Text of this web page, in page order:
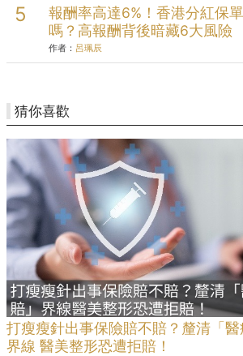
報酬率高達6%！香港分紅保
嗎？高報酬背後暗藏6大風險
作者： 呂珮辰
猜你喜歡
打瘦瘦針出事保險賠不賠？釐清「醫
界線 醫美整形恐遭拒賠！